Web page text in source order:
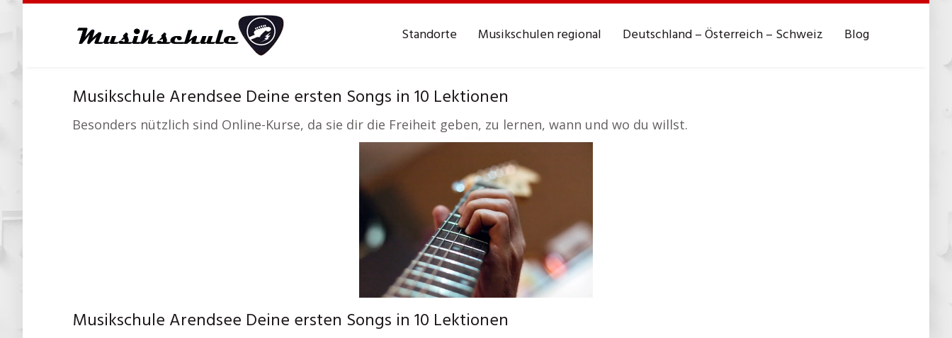
content
Standorte Musikschulen regional Deutschland – Österreich – Schweiz Blog
Musikschule Arendsee Deine ersten Songs in 10 Lektionen
Besonders nützlich sind Online-Kurse, da sie dir die Freiheit geben, zu lernen, wann und wo du willst.
Musikschule Arendsee Deine ersten Songs in 10 Lektionen